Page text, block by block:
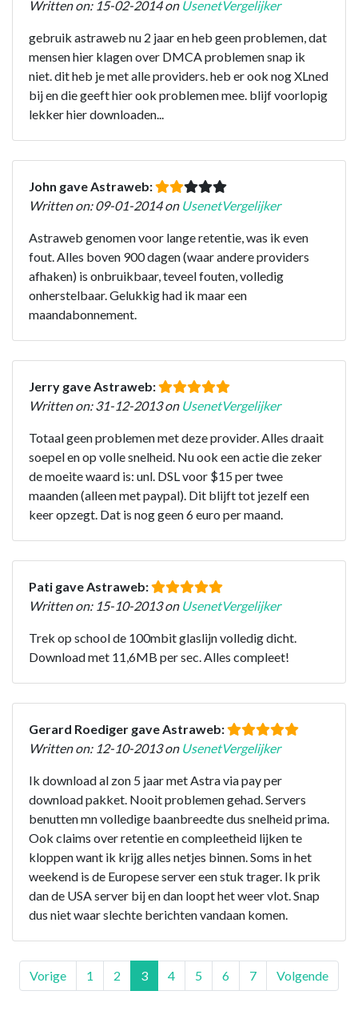
Written on: 15-02-2014 on UsenetVergelijker
gebruik astraweb nu 2 jaar en heb geen problemen, dat
mensen hier klagen over DMCA problemen snap ik
niet. dit heb je met alle providers. heb er ook nog XLned
bij en die geeft hier ook problemen mee. blijf voorlopig
lekker hier downloaden...
John gave Astraweb:
Written on: 09-01-2014 on UsenetVergelijker
Astraweb genomen voor lange retentie, was ik even
fout. Alles boven 900 dagen (waar andere providers
afhaken) is onbruikbaar, teveel fouten, volledig
onherstelbaar. Gelukkig had ik maar een
maandabonnement.
Jerry gave Astraweb:
Written on: 31-12-2013 on UsenetVergelijker
Totaal geen problemen met deze provider. Alles draait
soepel en op volle snelheid. Nu ook een actie die zeker
de moeite waard is: unl. DSL voor $15 per twee
maanden (alleen met paypal). Dit blijft tot jezelf een
keer opzegt. Dat is nog geen 6 euro per maand.
Pati gave Astraweb:
Written on: 15-10-2013 on UsenetVergelijker
Trek op school de 100mbit glaslijn volledig dicht.
Download met 11,6MB per sec. Alles compleet!
Gerard Roediger gave Astraweb:
Written on: 12-10-2013 on UsenetVergelijker
Ik download al zon 5 jaar met Astra via pay per
download pakket. Nooit problemen gehad. Servers
benutten mn volledige baanbreedte dus snelheid prima.
Ook claims over retentie en compleetheid lijken te
kloppen want ik krijg alles netjes binnen. Soms in het
weekend is de Europese server een stuk trager. Ik prik
dan de USA server bij en dan loopt het weer vlot. Snap
dus niet waar slechte berichten vandaan komen.
Vorige 1 2 3 4 5 6 7 Volgende